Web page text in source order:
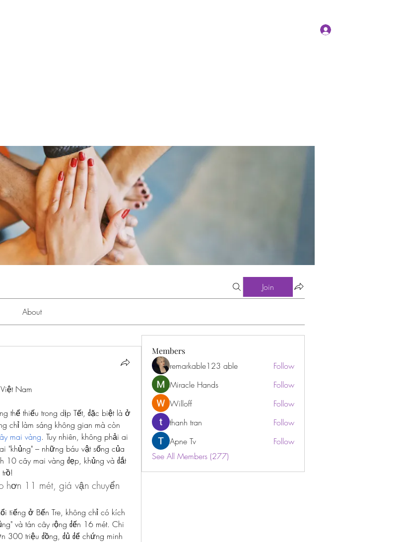
Join
About
Nam
thể thiếu trong dịp Tết, đặc biệt là ở
chỉ làm sáng không gian mà còn
mai vàng. Tuy nhiên, không phải ai
"khủng" – những báu vật sống của
10 cây mai vàng đẹp, khủng và đắt
hơn 11 mét, giá vận chuyển
tiếng ở Bến Tre, không chỉ có kích
và tán cây rộng đến 16 mét. Chi
300 triệu đồng, đủ để chứng minh
Members
remarkable123 able
Follow
Miracle Hands
Follow
Willoff
Follow
thanh tran
Follow
Apne Tv
Follow
See All Members (277)